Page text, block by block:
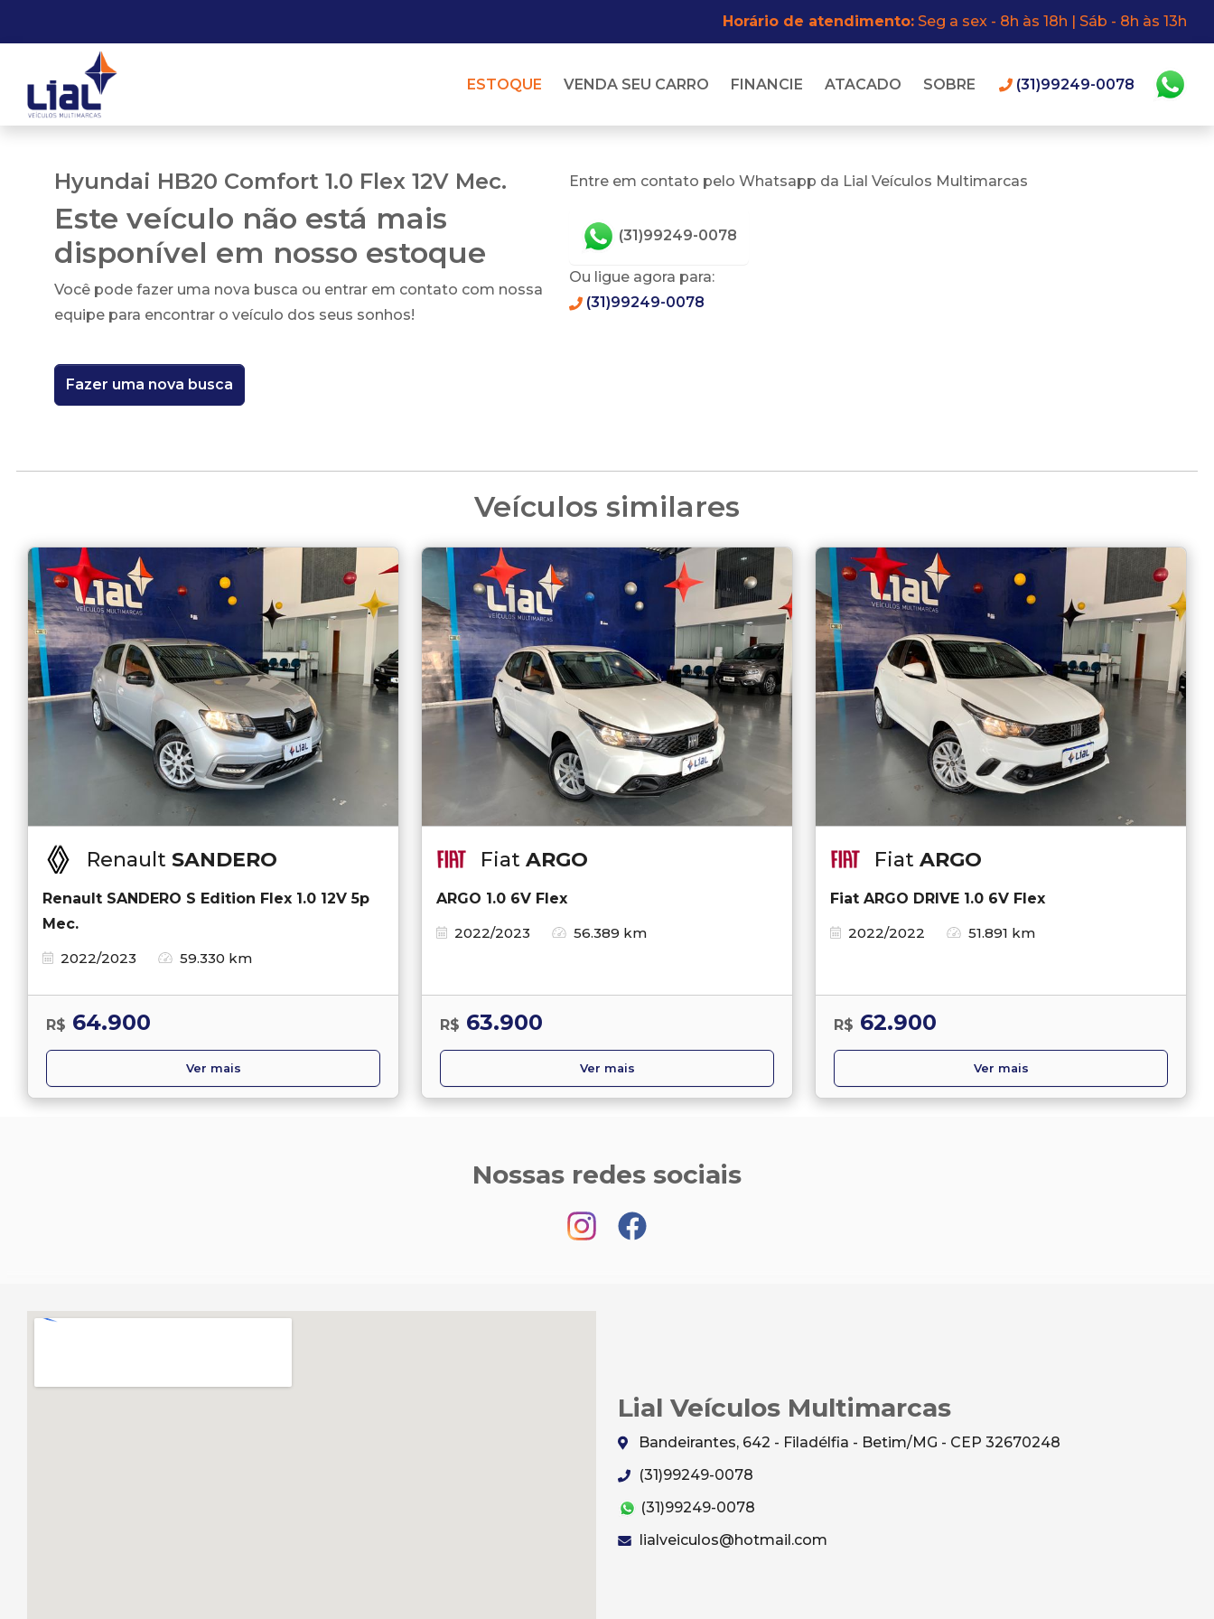
Horário de atendimento: Seg a sex - 8h às 18h | Sáb - 8h às 13h
ESTOQUE VENDA SEU CARRO FINANCIE ATACADO SOBRE (31)99249-0078
Hyundai HB20 Comfort 1.0 Flex 12V Mec.
Este veículo não está mais
disponível em nosso estoque
Você pode fazer uma nova busca ou entrar em contato com nossa
equipe para encontrar o veículo dos seus sonhos!
Fazer uma nova busca
Entre em contato pelo Whatsapp da Lial Veículos Multimarcas
(31)99249-0078
Ou ligue agora para:
(31)99249-0078
Veículos similares
Renault SANDERO
Renault SANDERO S Edition Flex 1.0 12V 5p
Mec.
2022/2023
59.330 km
R$ 64.900
Ver mais
Fiat ARGO
ARGO 1.0 6V Flex
2022/2023
56.389 km
R$ 63.900
Ver mais
Fiat ARGO
Fiat ARGO DRIVE 1.0 6V Flex
2022/2022
51.891 km
R$ 62.900
Ver mais
Nossas redes sociais
Lial Veículos Multimarcas
Bandeirantes, 642 - Filadélfia - Betim/MG - CEP 32670248
(31)99249-0078
(31)99249-0078
lialveiculos@hotmail.com